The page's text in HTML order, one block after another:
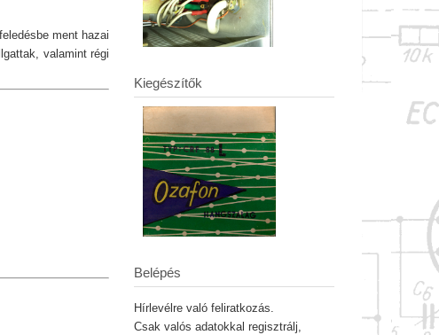
ment hazai
valamint régi
Kiegészítők
Belépés
Hírlevélre való feliratkozás.
Csak valós adatokkal regisztrálj,